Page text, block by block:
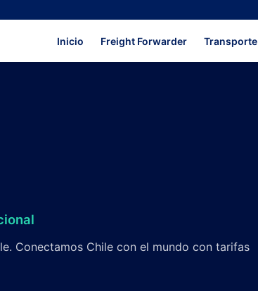
Inicio Freight Forwarder Transporte
Conectamos Chile con el mundo con tarifas